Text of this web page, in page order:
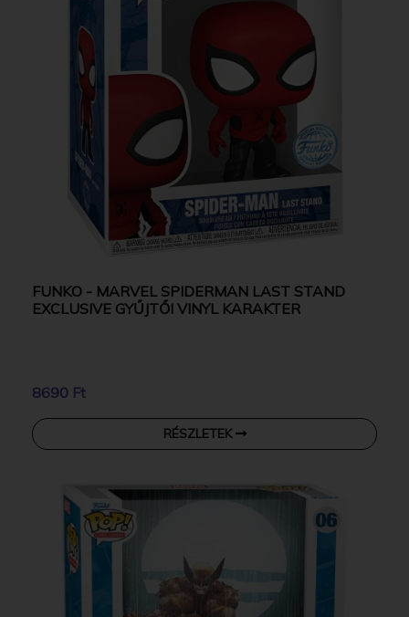
FUNKO - MARVEL SPIDERMAN LAST STAND
EXCLUSIVE GYŰJTŐI VINYL KARAKTER
8690 Ft
RÉSZLETEK